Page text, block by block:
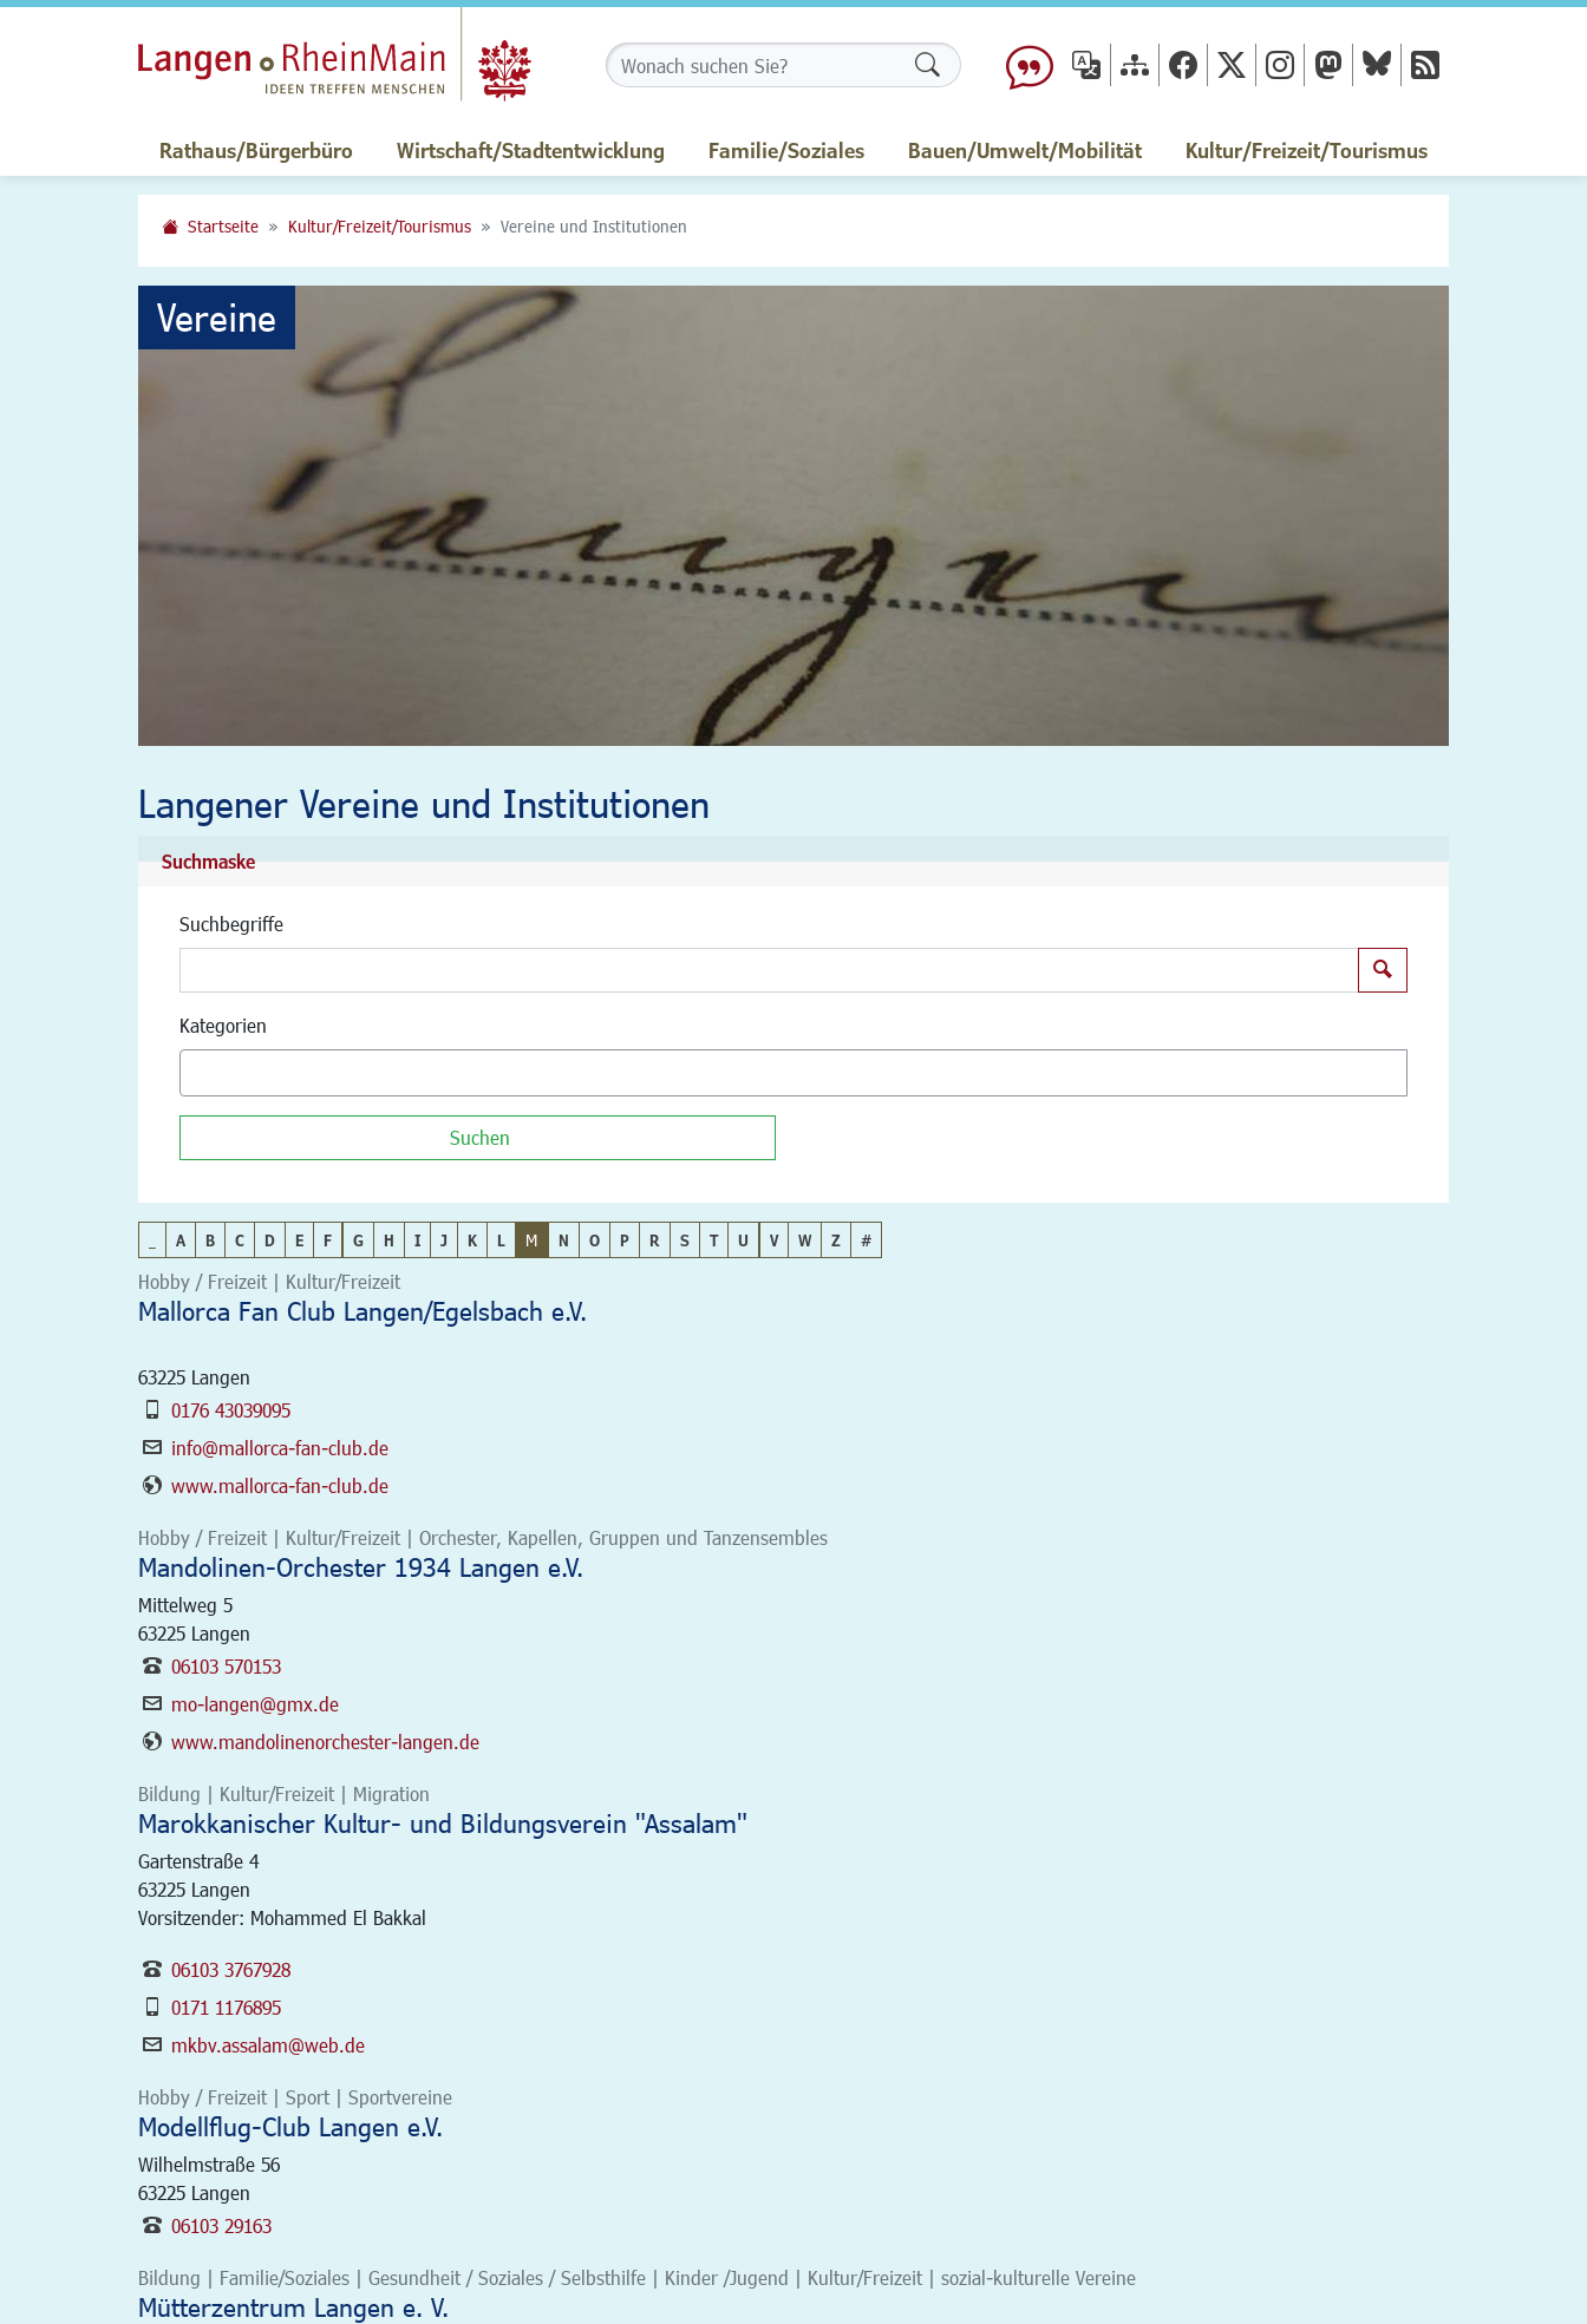
Formularschaltfläche
Rathaus/Bürgerbüro Wirtschaft/Stadtentwicklung Familie/Soziales Bauen/Umwelt/Mobilität Kultur/Freizeit/Tourismus
Startseite Kultur/Freizeit/Tourismus Vereine und Institutionen
Vereine
Langener Vereine und Institutionen
Suchmaske
Suchbegriffe
Kategorien
Suchen
A B C D E F G H I J K L M N O P R S T U V W Z #
Hobby / Freizeit | Kultur/Freizeit
Mallorca Fan Club Langen/Egelsbach e.V.
63225 Langen
0176 43039095
info@mallorca-fan-club.de
www.mallorca-fan-club.de
Hobby / Freizeit | Kultur/Freizeit | Orchester, Kapellen, Gruppen und Tanzensembles
Mandolinen-Orchester 1934 Langen e.V.
Mittelweg 5
63225 Langen
06103 570153
mo-langen@gmx.de
www.mandolinenorchester-langen.de
Bildung | Kultur/Freizeit | Migration
Marokkanischer Kultur- und Bildungsverein "Assalam"
Gartenstraße 4
63225 Langen
Vorsitzender: Mohammed El Bakkal
06103 3767928
0171 1176895
mkbv.assalam@web.de
Hobby / Freizeit | Sport | Sportvereine
Modellflug-Club Langen e.V.
Wilhelmstraße 56
63225 Langen
06103 29163
Bildung | Familie/Soziales | Gesundheit / Soziales / Selbsthilfe | Kinder /Jugend | Kultur/Freizeit | sozial-kulturelle Vereine
Mütterzentrum Langen e. V.